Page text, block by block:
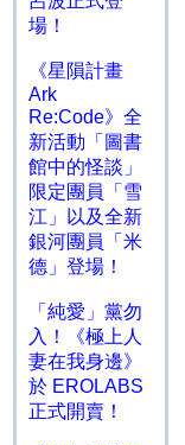
場！
《星隕計畫
Ark
Re:Code》全
新活動「圖書
館中的怪談」
限定團員「雪
江」以及全新
銀河團員「米
德」登場！
「純愛」黨勿
入！《極上人
妻在我身邊》
於 EROLABS
正式開賣！